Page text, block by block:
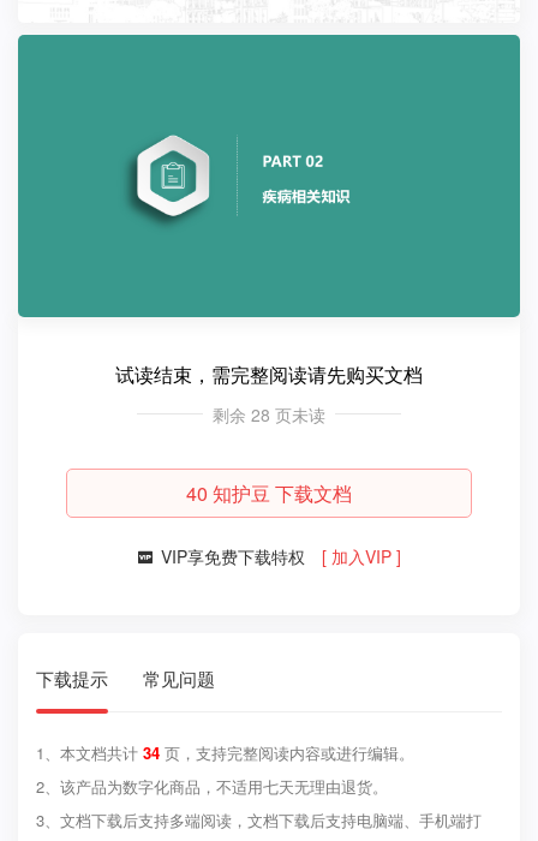
试读结束，需完整阅读请先购买文档
剩余 28 页未读
40 知护豆 下载文档
 VIP享免费下载特权 [ 加入VIP ]
下载提示 常见问题
1、本文档共计 34 页，支持完整阅读内容或进行编辑。
2、该产品为数字化商品，不适用七天无理由退货。
3、文档下载后支持多端阅读，文档下载后支持电脑端、手机端打